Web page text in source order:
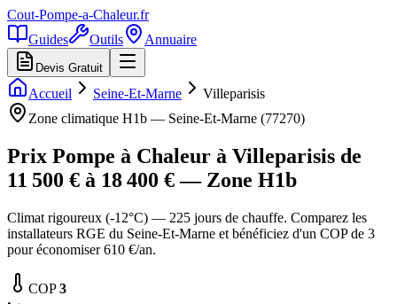
Cout-Pompe-a-Chaleur.fr
Guides
Outils Annuaire
Devis Gratuit
Accueil Seine-Et-Marne
Villeparisis
Zone climatique H1b — Seine-Et-Marne (77270)
Prix Pompe à Chaleur à Villeparisis de
11 500 € à 18 400 € — Zone H1b
Climat rigoureux (-12°C) — 225 jours de chauffe. Comparez les
installateurs RGE du Seine-Et-Marne et bénéficiez d'un COP de 3
pour économiser 610 €/an.
COP3